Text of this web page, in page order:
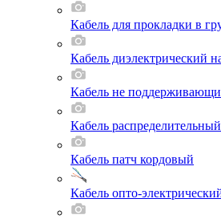
Кабель для прокладки в
Кабель диэлектрический
Кабель не
Кабель
Кабель патч кордовый
Кабель опто-